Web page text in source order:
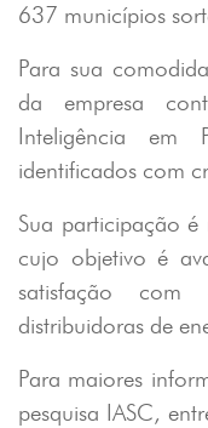
637 municípios
Para sua
da empresa
Inteligência em
identificados com
Sua participação é
cujo objetivo é
satisfação com
distribuidoras de
Para maiores
pesquisa IASC,